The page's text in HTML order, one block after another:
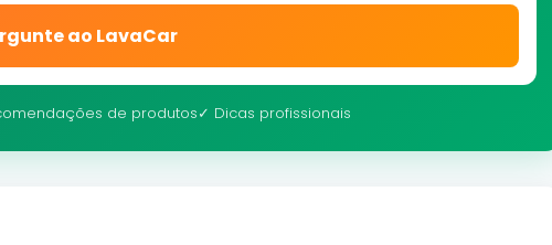
ao LavaCar
de produtos✓ Dicas profissionais